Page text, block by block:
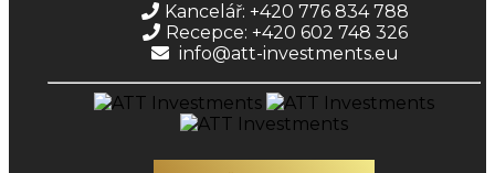
Kancelář: +420 776 834 788
Recepce: +420 602 748 326
info@att-investments.eu